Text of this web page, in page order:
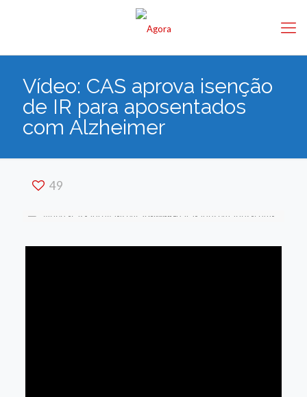
Vídeo: CAS aprova isenção
de IR para aposentados
com Alzheimer
49